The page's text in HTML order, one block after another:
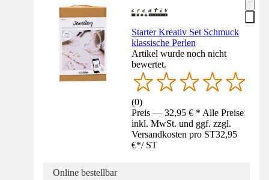
Starter Kreativ Set Schmuck
klassische Perlen
Artikel wurde noch nicht
bewertet.
(0)
Preis — 32,95 € * Alle Preise
inkl. MwSt. und ggf. zzgl.
Versandkosten pro ST32,95
€*/ ST
Online bestellbar